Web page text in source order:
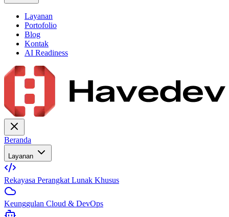
Layanan
Portofolio
Blog
Kontak
AI Readiness
Beranda
Layanan
Rekayasa Perangkat Lunak Khusus
Keunggulan Cloud & DevOps